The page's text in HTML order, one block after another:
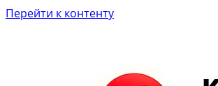
Перейти к контенту